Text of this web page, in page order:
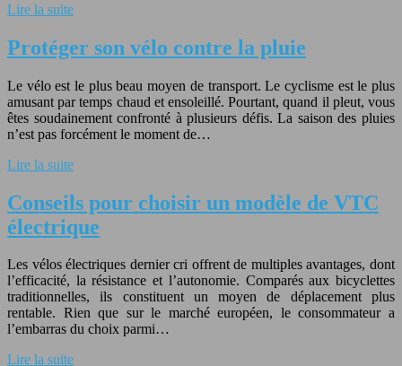
Lire la suite
Protéger son vélo contre la pluie
Le vélo est le plus beau moyen de transport. Le cyclisme est le plus
amusant par temps chaud et ensoleillé. Pourtant, quand il pleut, vous
êtes soudainement confronté à plusieurs défis. La saison des pluies
n’est pas forcément le moment de…
Lire la suite
Conseils pour choisir un modèle de VTC
électrique
Les vélos électriques dernier cri offrent de multiples avantages, dont
l’efficacité, la résistance et l’autonomie. Comparés aux bicyclettes
traditionnelles, ils constituent un moyen de déplacement plus
rentable. Rien que sur le marché européen, le consommateur a
l’embarras du choix parmi…
Lire la suite